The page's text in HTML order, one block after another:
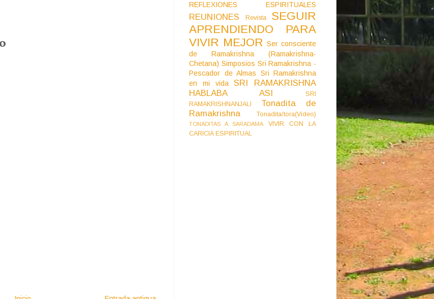
REFLEXIONES ESPIRITUALES
REUNIONES Revista
SEGUIR
APRENDIENDO PARA
VIVIR MEJOR Ser consciente
de Ramakrishna (Ramakrishna-
Chetana) Simposios Sri Ramakrishna -
Pescador de Almas
Sri Ramakrishna
en mi vida
SRI RAMAKRISHNA
HABLABA ASI
SRI
RAMAKRISHNANJALI
Tonadita de
Ramakrishna
Tonadita/tora(Video)
TONADITAS A SARADAMA
VIVIR CON LA
CARICIA ESPIRITUAL